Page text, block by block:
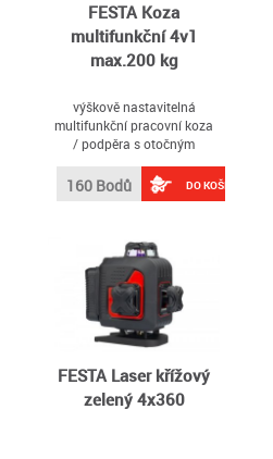
FESTA Koza
multifunkční 4v1
max.200 kg
výškově nastavitelná
multifunkční pracovní koza
/ podpěra s otočným
funkcí, NOSNOST max 200
KG
160 Bodů DO KOŠÍKU
FESTA Laser křížový
zelený 4x360